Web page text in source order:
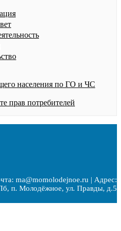
населения по ГО и ЧС
прав потребителей
ma@momolodejnoe.ru | Адрес:
п. Молодёжное, ул. Правды, д.5